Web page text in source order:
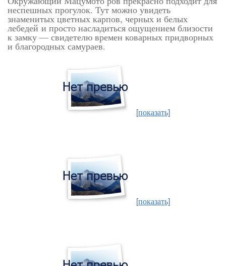
неспешных прогулок. Тут можно увидеть
знаменитых цветных карпов, черных и белых
лебедей и просто насладиться ощущением близости
к замку — свидетелю времен коварных придворных
и благородных самураев.
[показать]
[показать]